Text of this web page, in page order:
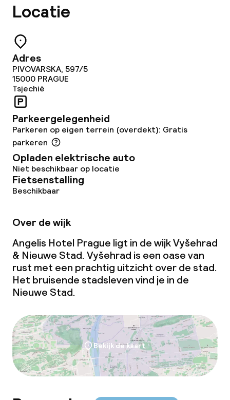
Locatie
Adres
PIVOVARSKA, 597/5
15000 PRAGUE
Tsjechië
Parkeergelegenheid
Parkeren op eigen terrein (overdekt): Gratis
parkeren
Opladen elektrische auto
Niet beschikbaar op locatie
Fietsenstalling
Beschikbaar
Over de wijk
Angelis Hotel Prague ligt in de wijk Vyšehrad
& Nieuwe Stad. Vyšehrad is een oase van
rust met een prachtig uitzicht over de stad.
Het bruisende stadsleven vind je in de
Nieuwe Stad.
Bekijk de kaart